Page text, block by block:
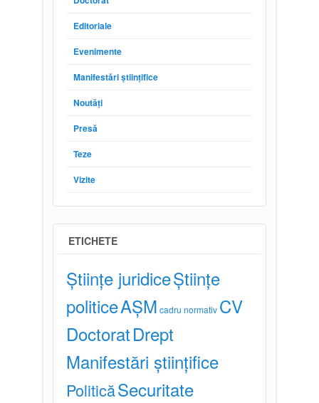
Editoriale
Evenimente
Manifestări științifice
Noutăți
Presă
Teze
Vizite
ETICHETE
Științe juridiceȘtiințe
politiceAȘM cadru normativ CV
DoctoratDrept
Manifestări științifice
PoliticăSecuritate